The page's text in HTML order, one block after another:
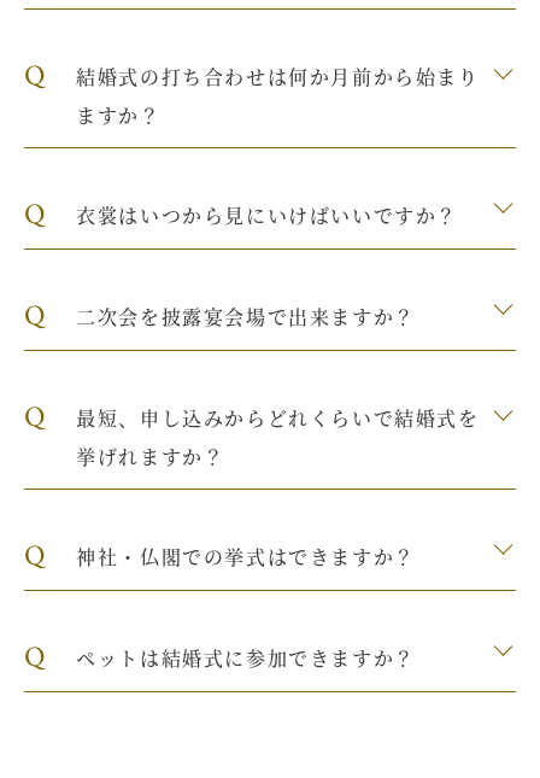
Q
結婚式の打ち合わせは何か月前から始まり
ますか？
Q 衣裳はいつから見にいけばいいですか？
Q 二次会を披露宴会場で出来ますか？
Q
最短、申し込みからどれくらいで結婚式を
挙げれますか？
Q 神社・仏閣での挙式はできますか？
Q ペットは結婚式に参加できますか？